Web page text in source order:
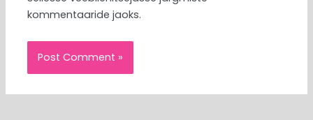
kommentaaride jaoks.